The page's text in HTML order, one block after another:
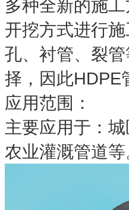
多种全新的施
开挖方式进行
孔、衬管、裂
择，因此HDPE
应用范围：
主要应用于：
农业灌溉管道等